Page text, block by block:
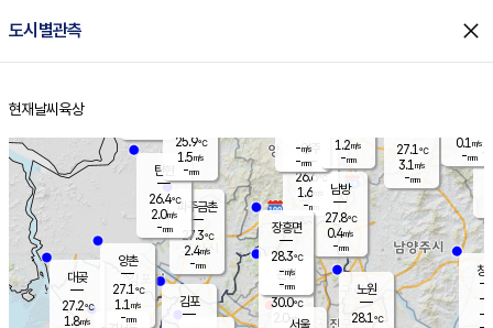
도시별관측 close
홈
현재날씨 육상
양주
26.6℃
1.6
-mm
파주금촌
27.3℃
2.4m/s
-mm
27.1℃
3.1 m/s
-mm
대곶
27.2℃
1.8m/s
창
-
-m/
탄현
26.4℃
2.0m/s
-mm
0.1 m/s
-mm
김포
양촌
27.1℃
1.1 m/s
-mm
은평
30.0℃
2.0 m/s
노원
28.1℃
남방
27.8℃
0.4m/s
-mm
장흥면
28.3℃
-m/s
-mm
-m/s
-mm
서울
25.9℃
1.5m/s
-mm
1.2m/s
-mm